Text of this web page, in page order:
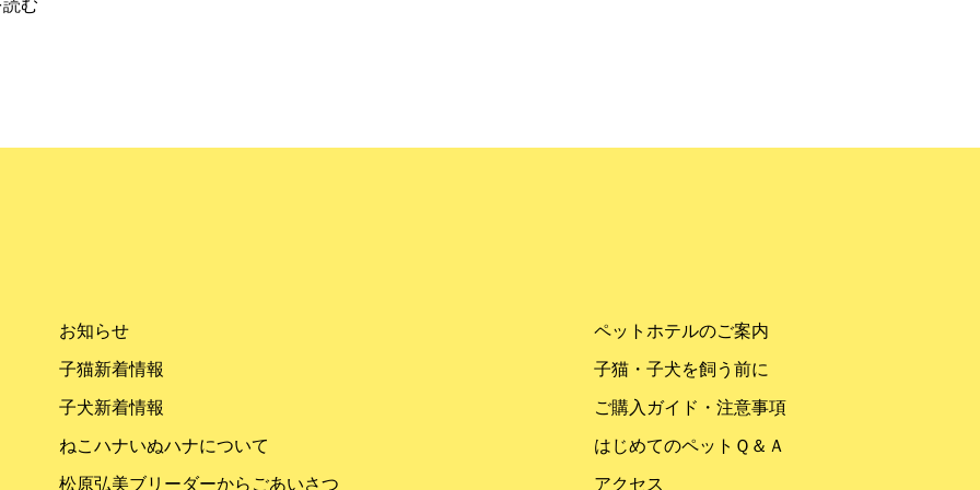
む
お知らせ
子猫新着情報
子犬新着情報
ねこハナいぬハナについて
松原弘美ブリーダーからごあいさつ
ペットホテルのご案内
子猫・子犬を飼う前に
ご購入ガイド・注意事項
はじめてのペットＱ＆Ａ
アクセス